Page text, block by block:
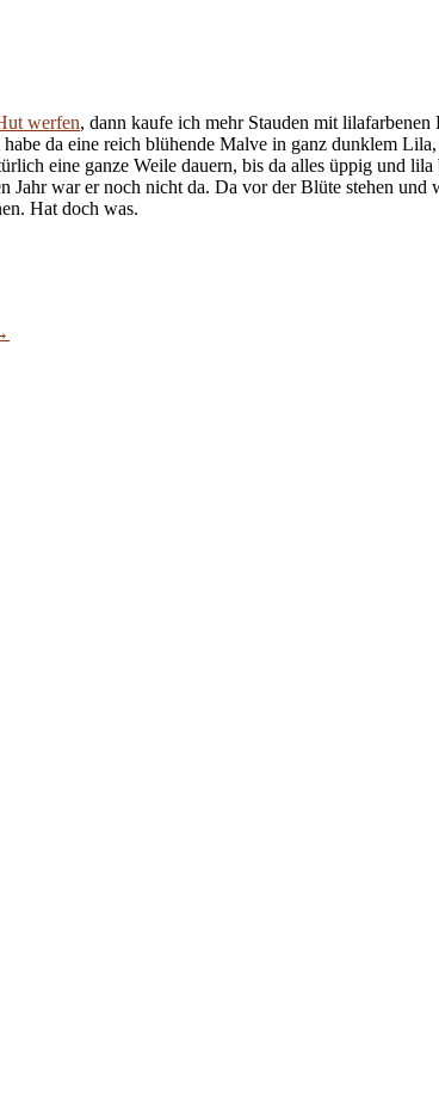
werfen, dann kaufe ich mehr Stauden mit
da eine reich blühende Malve in ganz dunklem
eine ganze Weile dauern, bis da alles üppig und
Jahr war er noch nicht da. Da vor der Blüte stehen
Hat doch was.